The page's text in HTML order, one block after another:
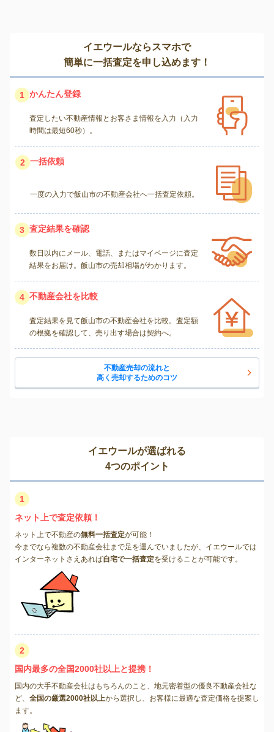
イエウールならスマホで
簡単に一括査定を申し込めます！
1 かんたん登録
査定したい不動産情報とお客さま情報を入力（入力
時間は最短60秒）。
2 一括依頼
一度の入力で飯山市の不動産会社へ一括査定依頼。
3 査定結果を確認
数日以内にメール、電話、またはマイページに査定
結果をお届け。飯山市の売却相場がわかります。
4 不動産会社を比較
査定結果を見て飯山市の不動産会社を比較。査定額
の根拠を確認して、売り出す場合は契約へ。
不動産売却の流れと
高く売却するためのコツ
イエウールが選ばれる
4つのポイント
1
ネット上で査定依頼！
ネット上で不動産の無料一括査定が可能！
今までなら複数の不動産会社まで足を運んでいましたが、イエウールでは
インターネットさえあれば自宅で一括査定を受けることが可能です。
2
国内最多の全国2000社以上と提携！
国内の大手不動産会社はもちろんのこと、地元密着型の優良不動産会社な
ど、 全国の厳選2000社以上から選択し、お客様に最適な査定価格を提案し
ます。